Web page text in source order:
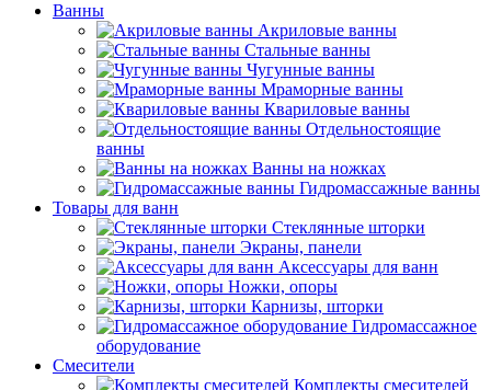
Ванны
Акриловые ванны
Стальные ванны
Чугунные ванны
Мраморные ванны
Квариловые ванны
Отдельностоящие
ванны
Ванны на ножках
Гидромассажные ванны
Товары для ванн
Стеклянные шторки
Экраны, панели
Аксессуары для ванн
Ножки, опоры
Карнизы, шторки
Гидромассажное
оборудование
Смесители
Комплекты смесителей